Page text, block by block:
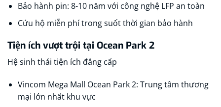
Bảo hành pin: 8-10 năm với công nghệ LFP an toàn​
Cứu hộ miễn phí trong suốt thời gian bảo hành
Tiện ích vượt trội tại Ocean Park 2
Hệ sinh thái tiện ích đẳng cấp
Vincom Mega Mall Ocean Park 2: Trung tâm thương
mại lớn nhất khu vực​